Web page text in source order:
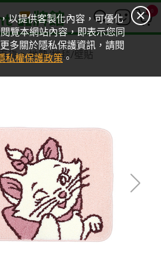
以提供客製化內容，可優化
覽本網站內容，即表示您同
多關於隱私保護資訊，請閱
私權保護政策。
0
貨 地墊/地毯/壁貼